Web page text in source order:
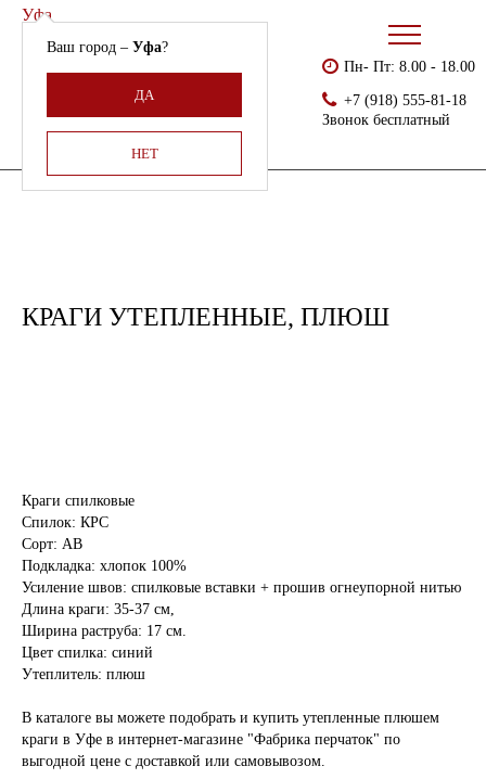
Уфа
Ваш город –Уфа?
ДА
НЕТ
Армения, Молдавия,
Пн- Пт: 8.00 - 18.00
+7 (918) 555-81-18
Звонок бесплатный
Краги утепленные, плюш
КРАГИ УТЕПЛЕННЫЕ, ПЛЮШ
Краги спилковые
Спилок: КРС
Сорт: АВ
Подкладка: хлопок 100%
Усиление швов: спилковые вставки + прошив огнеупорной нитью
Длина краги: 35-37 см,
Ширина раструба: 17 см.
Цвет спилка: синий
Утеплитель: плюш
В каталоге вы можете подобрать и купить утепленные плюшем
краги в Уфе в интернет-магазине "Фабрика перчаток" по
выгодной цене с доставкой или самовывозом.